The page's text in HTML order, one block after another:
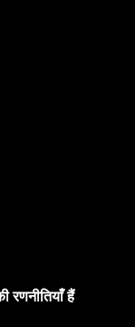
रणनीतियाँ हैं